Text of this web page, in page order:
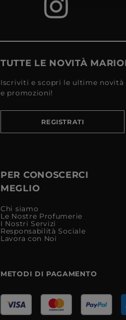
TUTTE LE NOVITÀ
Iscriviti e scopri le ultime novità
e promozioni!
REGISTRATI
PER CONOSCERCI
MEGLIO
Chi siamo
Le Nostre Profumerie
I Nostri Servizi
Responsabilità Sociale
Lavora con Noi
METODI DI PAGAMENTO